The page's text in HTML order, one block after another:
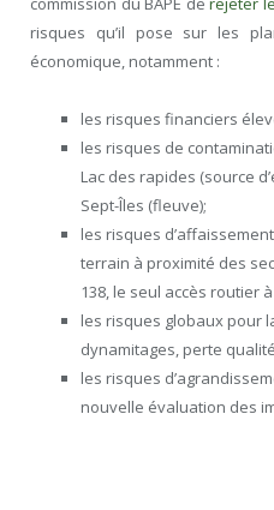
risques qu’il pose sur les
économique, notamment :
les risques financiers
les risques de
Lac des rapides (source
Sept-Îles (fleuve);
les risques
terrain à proximité des
138, le seul accès routier
les risques globaux pour
dynamitages, perte
les risques
nouvelle évaluation des